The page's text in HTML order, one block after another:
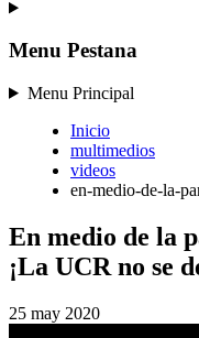
Menu Pestana
Menu Principal
Inicio
multimedios
videos
en-medio-de-la-
En medio de la
¡La UCR no se
25 may 2020